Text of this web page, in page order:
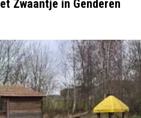
Zwaantje in Genderen